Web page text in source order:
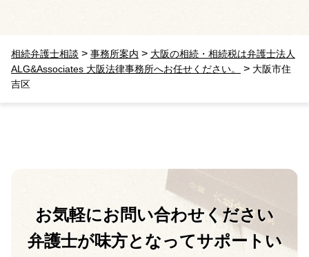
相続弁護士相談 > 事務所案内 > 大阪の相続・相続税は弁護士法人
ALG&Associates 大阪法律事務所へお任せください。
> 大阪市住
吉区
お気軽にお問い合わせください
弁護士が味方となってサポートい